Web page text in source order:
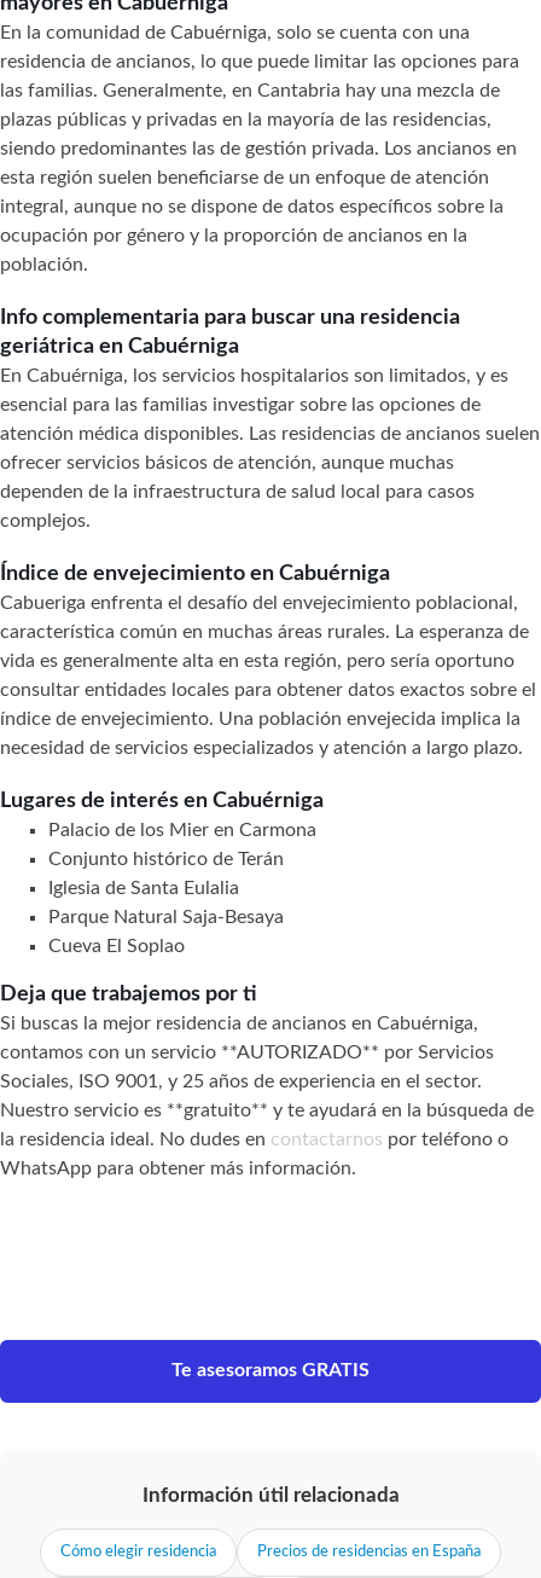
En la comunidad de Cabuérniga, solo se cuenta con una
residencia de ancianos, lo que puede limitar las opciones para
las familias. Generalmente, en Cantabria hay una mezcla de
plazas públicas y privadas en la mayoría de las residencias,
siendo predominantes las de gestión privada. Los ancianos en
esta región suelen beneficiarse de un enfoque de atención
integral, aunque no se dispone de datos específicos sobre la
ocupación por género y la proporción de ancianos en la
población.
Info complementaria para buscar una residencia
geriátrica en Cabuérniga
En Cabuérniga, los servicios hospitalarios son limitados, y es
esencial para las familias investigar sobre las opciones de
atención médica disponibles. Las residencias de ancianos suelen
ofrecer servicios básicos de atención, aunque muchas
dependen de la infraestructura de salud local para casos
complejos.
Índice de envejecimiento en Cabuérniga
Cabueriga enfrenta el desafío del envejecimiento poblacional,
característica común en muchas áreas rurales. La esperanza de
vida es generalmente alta en esta región, pero sería oportuno
consultar entidades locales para obtener datos exactos sobre el
índice de envejecimiento. Una población envejecida implica la
necesidad de servicios especializados y atención a largo plazo.
Lugares de interés en Cabuérniga
Palacio de los Mier en Carmona
Conjunto histórico de Terán
Iglesia de Santa Eulalia
Parque Natural Saja-Besaya
Cueva El Soplao
Deja que trabajemos por ti
Si buscas la mejor residencia de ancianos en Cabuérniga,
contamos con un servicio **AUTORIZADO** por Servicios
Sociales, ISO 9001, y 25 años de experiencia en el sector.
Nuestro servicio es **gratuito** y te ayudará en la búsqueda de
la residencia ideal. No dudes en contactarnos por teléfono o
WhatsApp para obtener más información.
Te asesoramos GRATIS
Información útil relacionada
Cómo elegir residencia Precios de residencias en España